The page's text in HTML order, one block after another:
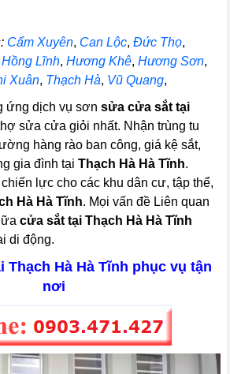
Cẩm Xuyên, Can Lộc,Đức Thọ,
Hồng Lĩnh,Hương Khê,Hương Sơn,
Xuân, Thạch Hà, Vũ Quang,
ứng dịch vụ sơn sửa cửa sắt tại
sửa cửa giỏi nhất. Nhận trùng tu
hàng rào ban công, giá kệ sắt,
gia đình tạiThạch Hà Hà Tĩnh.
lực cho các khu dân cư, tập thể,
Hà Hà Tĩnh. Mọi vấn đề Liên quan
cửa sắt tại Thạch Hà Hà Tĩnh
di động.
Hà Hà Tĩnh phục vụ tận
nơi